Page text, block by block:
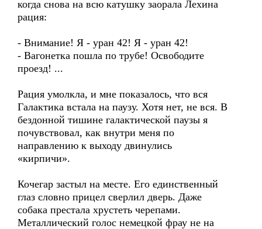
когда снова на всю катушку заорала Лехина
рация:
- Внимание! Я - уран 42! Я - уран 42!
- Вагонетка пошла по трубе! Освободите
проезд! ...
Рация умолкла, и мне показалось, что вся
Галактика встала на паузу. Хотя нет, не вся. В
бездонной тишине галактической паузы я
почувствовал, как внутри меня по
направлению к выходу двинулись
«кирпичи».
Кочегар застыл на месте. Его единственный
глаз словно прицел сверлил дверь. Даже
собака престала хрустеть черепами.
Металлический голос немецкой фрау не на